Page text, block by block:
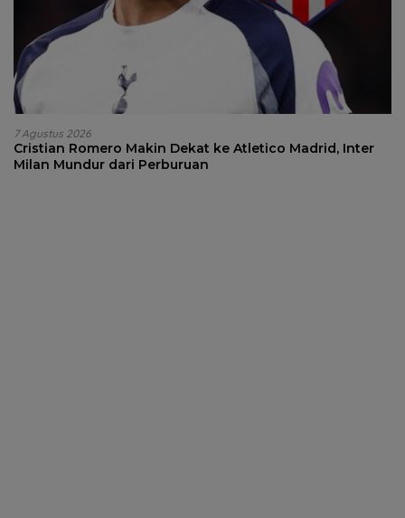
7 Agustus 2026
Cristian Romero Makin Dekat ke Atletico Madrid, Inter
Milan Mundur dari Perburuan